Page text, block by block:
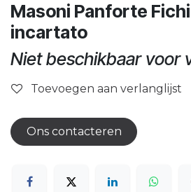
Masoni Panforte
incartato
Niet beschikbaar voor
Toevoegen aan verlanglijst
Ons contacteren